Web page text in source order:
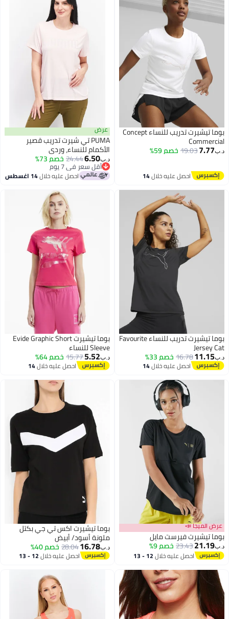
بوما تيشيرت تدريب للنساء Concept
7.77
19.03خصم 59%
احصل عليه خلال14
اغسطس
عرض
PUMA تي شيرت تدريب قصير
الأكمام للنساء، وردي
6.50
24.44خصم 73%
أقل سعر في 7 يوم
أقل سعر في 7 يوماحصل عليه خلال14 اغسطس
بوما تيشيرت تدريب للنساء Favourite
Jersey
11.15
16.78خصم 33%
احصل عليه خلال14
اغسطس
بوما تيشيرت Evide Graphic Short
Sleeve للنساء
5.52
15.77خصم 64%
احصل عليه خلال14
اغسطس
الميجا 📣
تيشيرت فيرست مايل
21.19
23.43خصم 9%
احصل عليه خلال 12 - 13
بوما تيشيرت اكس تي جي بكتل
ملونة أسود/ أبيض
16.78
28.04خصم 40%
احصل عليه خلال 12 - 13